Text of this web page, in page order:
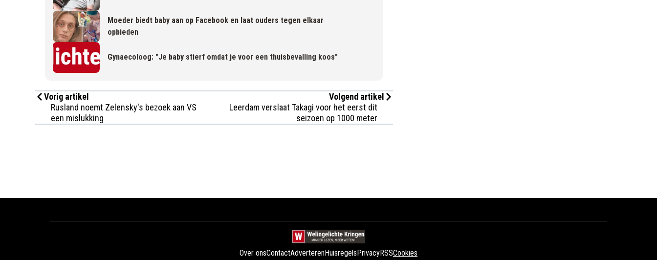
Moeder biedt baby aan op Facebook en laat ouders tegen elkaar
opbieden
Gynaecoloog: "Je baby stierf omdat je voor een thuisbevalling koos"
Vorig artikel
Rusland noemt Zelensky's bezoek aan VS
een mislukking
Volgend artikel
Leerdam verslaat Takagi voor het eerst dit
seizoen op 1000 meter
Over onsContactAdverterenHuisregels PrivacyRSSCookies